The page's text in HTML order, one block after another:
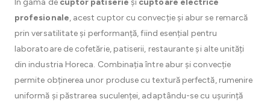
În gama de cuptor patiserie și cuptoare electrice
profesionale, acest cuptor cu convecție și abur se remarcă
prin versatilitate și performanță, fiind esențial pentru
laboratoare de cofetărie, patiserii, restaurante și alte unități
din industria Horeca. Combinația între abur și convecție
permite obținerea unor produse cu textură perfectă, rumenire
uniformă și păstrarea suculenței, adaptându-se cu ușurință